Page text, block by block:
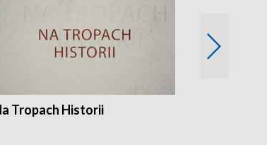
Tropach Historii